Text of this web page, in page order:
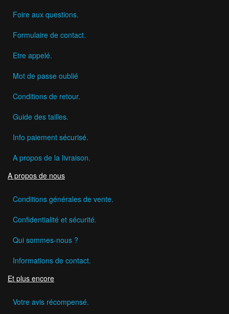
Foire aux questions.
Formulaire de contact.
Etre appelé.
Mot de passe oublié
Conditions de retour.
Guide des tailles.
Info paiement sécurisé.
A propos de la livraison.
A propos de nous
Conditions générales de vente.
Confidentialité et sécurité.
Qui sommes-nous ?
Informations de contact.
Et plus encore
Votre avis récompensé.